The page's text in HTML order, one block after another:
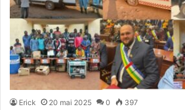
Erick 20 mai 2025 0 397